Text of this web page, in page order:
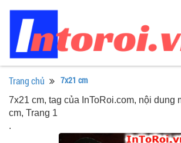
Trang chủ 7x21 cm
7x21 cm, tag của InToRoi.com, nội dung
cm, Trang 1
.